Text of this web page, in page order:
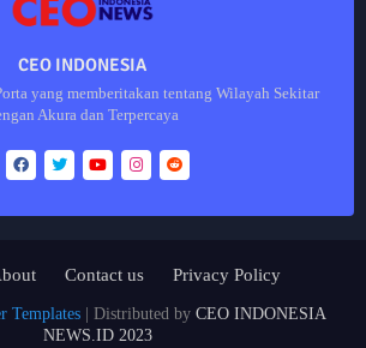
CEO INDONESIA
yang memberitakan tentang Wilayah Sekitar
Akura dan Terpercaya
Templates | Distributed by CEO INDONESIA
NEWS.ID 2023
Contact us Privacy Policy